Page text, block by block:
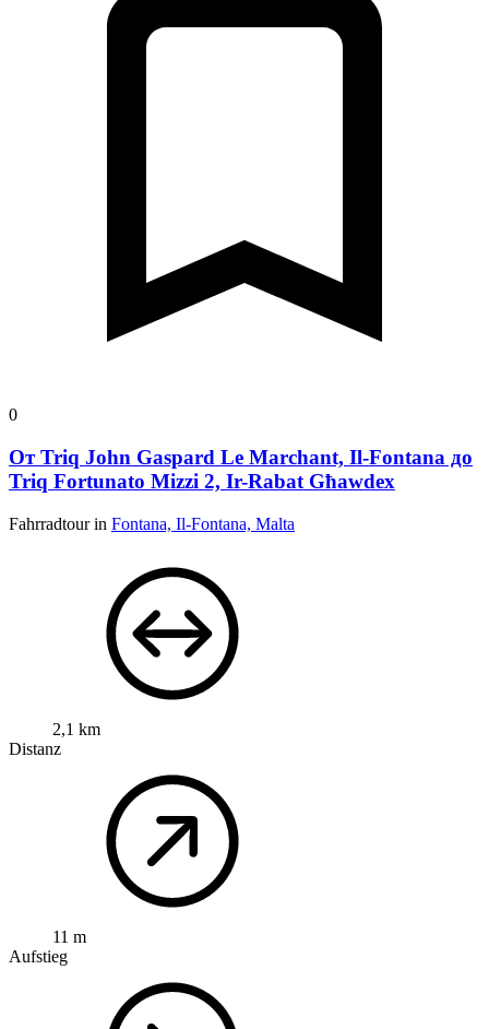
0
От Triq John Gaspard Le Marchant, Il-Fontana до
Triq Fortunato Mizzi 2, Ir-Rabat Għawdex
Fahrradtour in Fontana, Il-Fontana, Malta
2,1 km
Distanz
11 m
Aufstieg